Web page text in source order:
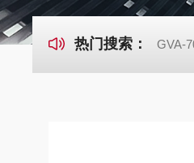
热门搜索： GVA-